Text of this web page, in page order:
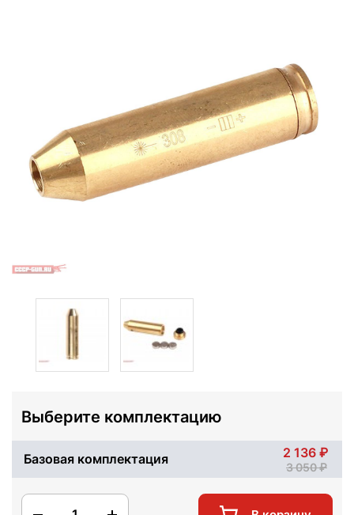
Выберите комплектацию
Базовая комплектация 2 136
3 050